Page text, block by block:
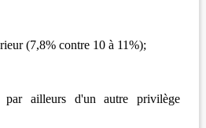
(7,8% contre 10 à 11%);
par ailleurs d'un autre privilège